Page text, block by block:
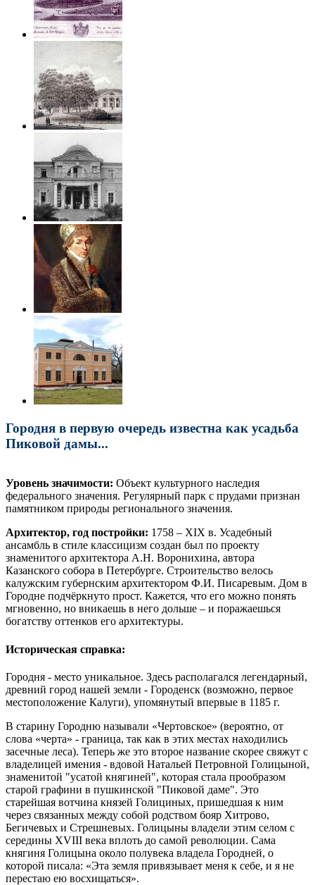
Городня в первую очередь известна как усадьба
Пиковой дамы...
Уровень значимости: Объект культурного наследия
федерального значения. Регулярный парк с прудами признан
памятником природы регионального значения.
Архитектор, год постройки: 1758 – XIX в. Усадебный
ансамбль в стиле классицизм создан был по проекту
знаменитого архитектора А.Н. Воронихина, автора
Казанского собора в Петербурге. Строительство велось
калужским губернским архитектором Ф.И. Писаревым. Дом в
Городне подчёркнуто прост. Кажется, что его можно понять
мгновенно, но вникаешь в него дольше – и поражаешься
богатству оттенков его архитектуры.
Историческая справка:
Городня - место уникальное. Здесь располагался легендарный,
древний город нашей земли - Городенск (возможно, первое
местоположение Калуги), упомянутый впервые в 1185 г.
В старину Городню называли «Чертовское» (вероятно, от
слова «черта» - граница, так как в этих местах находились
засечные леса). Теперь же это второе название скорее свяжут с
владелицей имения - вдовой Натальей Петровной Голицыной,
знаменитой "усатой княгиней", которая стала прообразом
старой графини в пушкинской "Пиковой даме". Это
старейшая вотчина князей Голициных, пришедшая к ним
через связанных между собой родством бояр Хитрово,
Бегичевых и Стрешневых. Голицыны владели этим селом с
середины XVIII века вплоть до самой революции. Сама
княгиня Голицына около полувека владела Городней, о
которой писала: «Эта земля привязывает меня к себе, и я не
перестаю ею восхищаться».